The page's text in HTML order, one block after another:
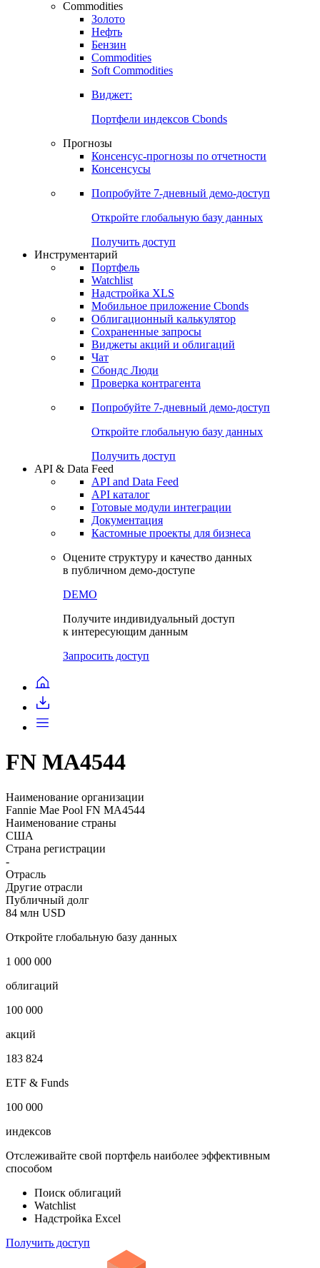
Commodities
Золото
Нефть
Бензин
Commodities
Soft Commodities
Виджет:
Портфели индексов Cbonds
Прогнозы
Консенсус-прогнозы по отчетности
Консенсусы
Попробуйте 7-дневный демо-доступ
Откройте глобальную базу данных
Получить доступ
Инструментарий
Портфель
Watchlist
Надстройка XLS
Мобильное приложение Cbonds
Облигационный калькулятор
Сохраненные запросы
Виджеты акций и облигаций
Чат
Сбондс Люди
Проверка контрагента
Попробуйте 7-дневный демо-доступ
Откройте глобальную базу данных
Получить доступ
API & Data Feed
API and Data Feed
API каталог
Готовые модули интеграции
Документация
Кастомные проекты для бизнеса
Оцените структуру и качество данных
в публичном демо-доступе
DEMO
Получите индивидуальный доступ
к интересующим данным
Запросить доступ
FN MA4544
Наименование организации
Fannie Mae Pool FN MA4544
Наименование страны
США
Страна регистрации
-
Отрасль
Другие отрасли
Публичный долг
84 млн USD
Откройте глобальную базу данных
1 000 000
облигаций
100 000
акций
183 824
ETF & Funds
100 000
индексов
Отслеживайте свой портфель наиболее эффективным
способом
Поиск облигаций
Watchlist
Надстройка Excel
Получить доступ